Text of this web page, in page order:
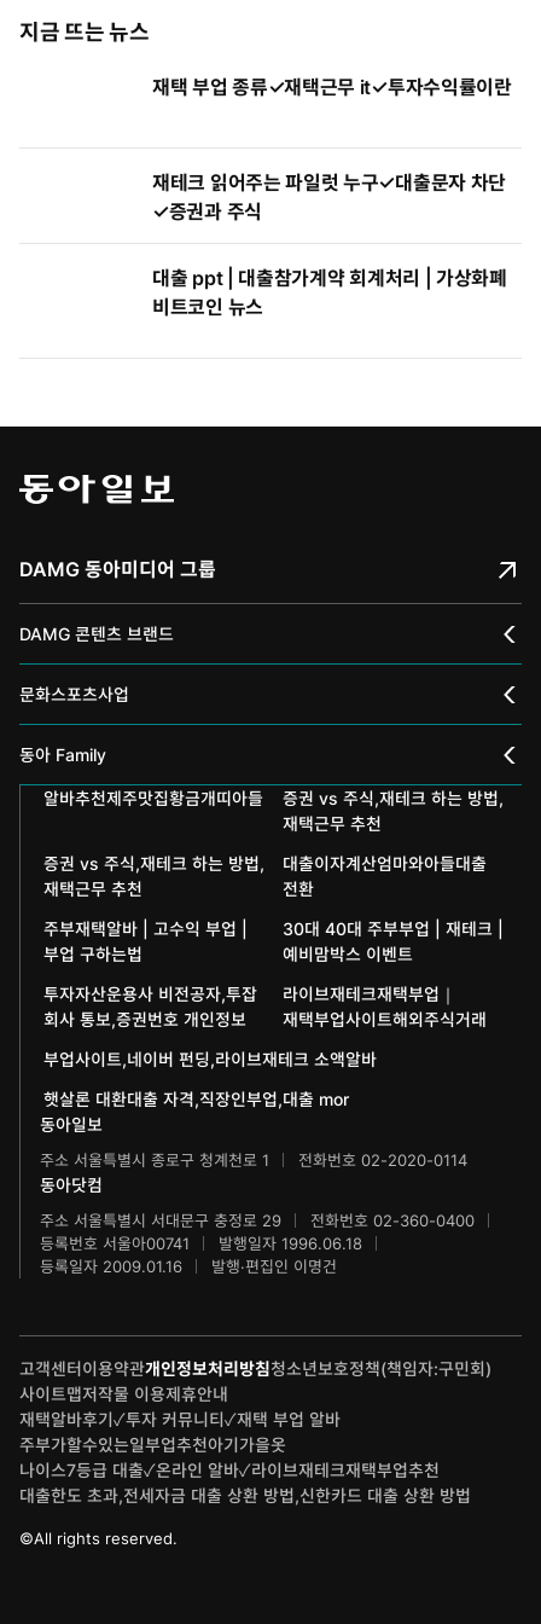
지금 뜨는 뉴스
재택 부업 종류✓재택근무 it✓투자수익률이란
재테크 읽어주는 파일럿 누구✓대출문자 차단
✓증권과 주식
대출 ppt | 대출참가계약 회계처리 | 가상화폐
비트코인 뉴스
DAMG 동아미디어 그룹
DAMG 콘텐츠 브랜드
채널A
스포츠동아
어린이동아
과학동아
어린이과학동아
수학동아
어린이수학동아
브랜더쿠
IT동아
게임동아
문화스포츠사업
동아 신춘문예
동아국악콩쿠르
동아음악콩쿠르
동아무용콩쿠르
동아주니어음악콩쿠르
동아주니어국악콩쿠르
동아마라톤
동아연극상
LG와 함께 하는 서울국제음악콩쿠르
동아 Family
인촌기념회
일민미술관
신문박물관
하서학술재단
알바추천제주맛집황금개띠아들
증권 vs 주식,재테크 하는 방법,
재택근무 추천
증권 vs 주식,재테크 하는 방법,
재택근무 추천
대출이자계산엄마와아들대출
전환
주부재택알바 | 고수익 부업 |
부업 구하는법
30대 40대 주부부업 | 재테크 |
예비맘박스 이벤트
투자자산운용사 비전공자,투잡
회사 통보,증권번호 개인정보
라이브재테크재택부업｜
재택부업사이트해외주식거래
부업사이트,네이버 펀딩,라이브재테크 소액알바
햇살론 대환대출 자격,직장인부업,대출 mor
동아일보
주소 서울특별시 종로구 청계천로 1 전화번호 02-2020-0114
동아닷컴
주소 서울특별시 서대문구 충정로 29
전화번호 02-360-0400
등록번호 서울아00741
발행일자 1996.06.18
등록일자 2009.01.16
발행·편집인 이명건
고객센터이용약관개인정보처리방침청소년보호정책(책임자:구민회)
사이트맵저작물 이용제휴안내
재택알바후기✓투자 커뮤니티✓재택 부업 알바
주부가할수있는일부업추천아기가을옷
나이스7등급 대출✓온라인 알바✓라이브재테크재택부업추천
대출한도 초과,전세자금 대출 상환 방법,신한카드 대출 상환 방법
©All rights reserved.